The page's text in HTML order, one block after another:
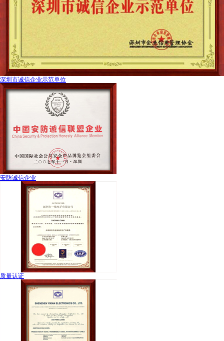
深圳市诚信企业示范单位
安防诚信企业
质量认证